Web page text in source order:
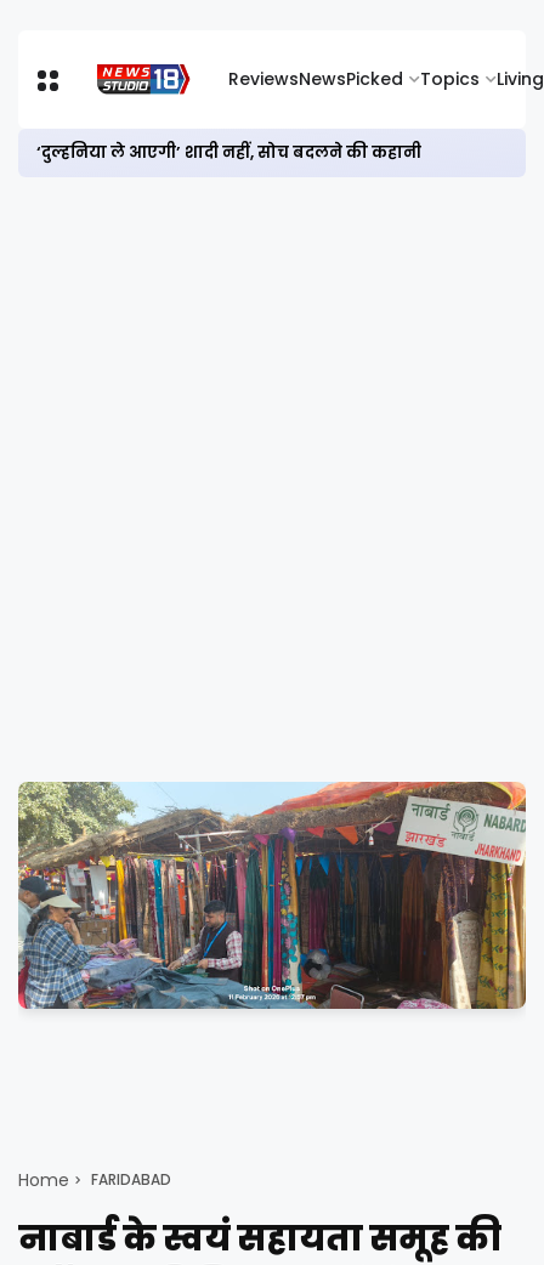
ReviewsNewsPicked Topics Living
‘दुल्हनिया ले आएगी’ शादी नहीं, सोच बदलने की कहानी
Home FARIDABAD
नाबार्ड के स्वयं सहायता समूह की